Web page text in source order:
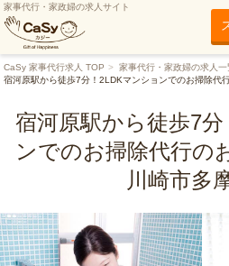
家事代行・家政婦の求人サイト
CaSy 家事代行求人 TOP 家事代行・家政婦の求人一
宿河原駅から徒歩7分！2LDKマンションでのお掃除代
宿河原駅から徒歩7
ンでのお掃除代行の
川崎市多